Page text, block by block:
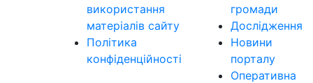
використання
матеріалів сайту
Політика
конфіденційності
громади
Дослідження
Новини
порталу
Оперативна